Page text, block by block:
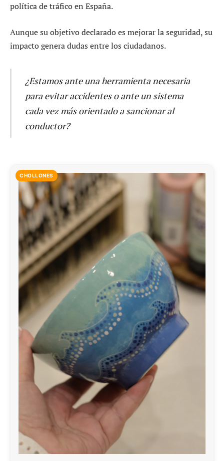
política de tráfico en España.
Aunque su objetivo declarado es mejorar la seguridad, su
impacto genera dudas entre los ciudadanos.
¿Estamos ante una herramienta necesaria
para evitar accidentes o ante un sistema
cada vez más orientado a sancionar al
conductor?
CHOLLONES